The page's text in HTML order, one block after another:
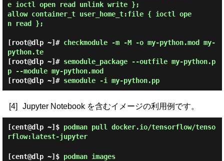
e ioctl open read unlink write };
allow container_t user_home_t:file { ioctl ope
n read };
[root@dlp ~]# checkmodule -m -M -o my-python.mod my-
python.te
[root@dlp ~]# semodule_package --outfile my-python.p
p --module my-python.mod
[root@dlp ~]# semodule -i my-python.pp
[4] Jupyter Notebook を含むイメージの利用例です。
[cent@dlp ~]$ podman pull docker.io/tensorflow/tenso
rflow:latest-jupyter
[cent@dlp ~]$ podman images